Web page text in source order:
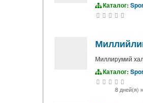
Каталог:
Миллирумий
Каталог:
8 дней(я)